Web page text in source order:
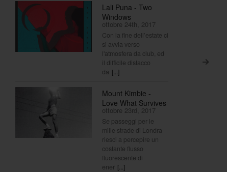
>
Lali Puna - Two
Windows
ottobre 24th, 2017
Con la fine dell’estate ci
si avvia verso
l'atmosfera da club, ed
il difficile distacco
da [...]
Mount Kimbie -
Love What Survives
ottobre 23rd, 2017
Se passeggi per le
mille strade di Londra
riesci a percepire un
costante flusso
fluorescente di
ener [...]